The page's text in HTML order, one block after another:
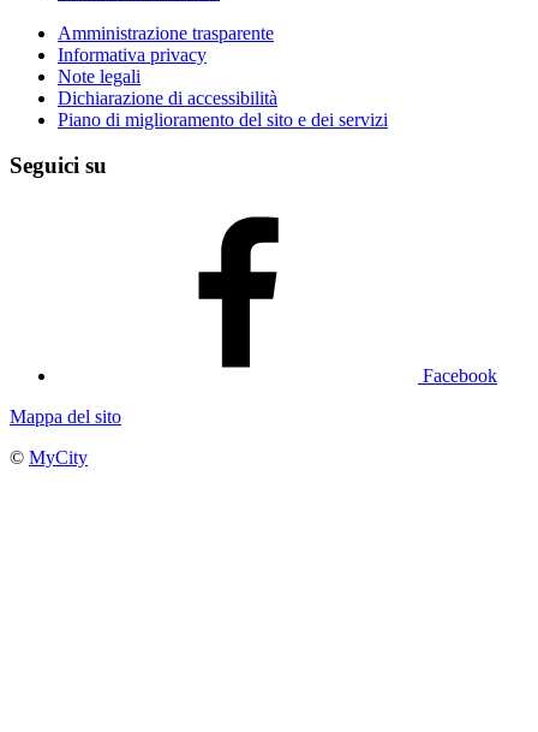
Amministrazione trasparente
Informativa privacy
Note legali
Dichiarazione di accessibilità
Piano di miglioramento del sito e dei servizi
Seguici su
Facebook
Mappa del sito
© MyCity